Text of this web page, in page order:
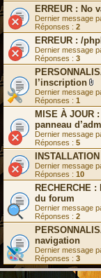
ERREUR : No
Dernier message
Réponses : 2
ERREUR : /
Dernier message
Réponses : 3
l’inscription
F
c
h
i
e
r
(
s
)
o
i
t
s
)
Dernier message
Réponses : 1
MISE À JOUR
panneau
Dernier message
Réponses : 5
Dernier message
Réponses : 10
RECHERCHE
du forum
Dernier message
Réponses : 2
navigation
Dernier message
Réponses : 3